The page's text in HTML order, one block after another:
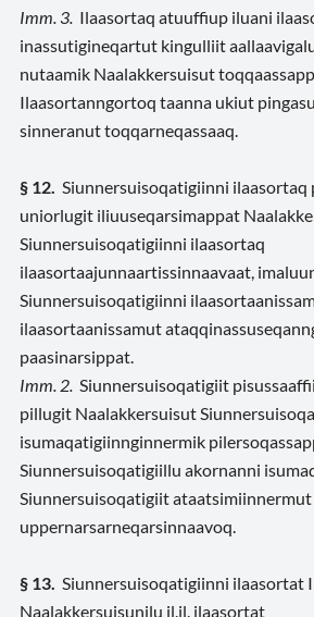
Imm. 3. Ilaasortaq atuuffiup iluani
inassutigineqartut kingulliit
nutaamik Naalakkersuisut
Ilaasortanngortoq taanna ukiut
sinneranut toqqarneqassaaq.
§ 12. Siunnersuisoqatigiinni ilaasortaq
uniorlugit iliuuseqarsimappat
Siunnersuisoqatigiinni ilaasortaq
ilaasortaajunnaartissinnaavaat,
Siunnersuisoqatigiinni
ilaasortaanissamut
paasinarsippat.
Imm. 2. Siunnersuisoqatigiit
pillugit Naalakkersuisut
isumaqatigiinnginnermik
Siunnersuisoqatigiillu akornanni
Siunnersuisoqatigiit
uppernarsarneqarsinnaavoq.
§ 13. Siunnersuisoqatigiinni ilaasortat
Naalakkersuisunilu il.il. ilaasortat